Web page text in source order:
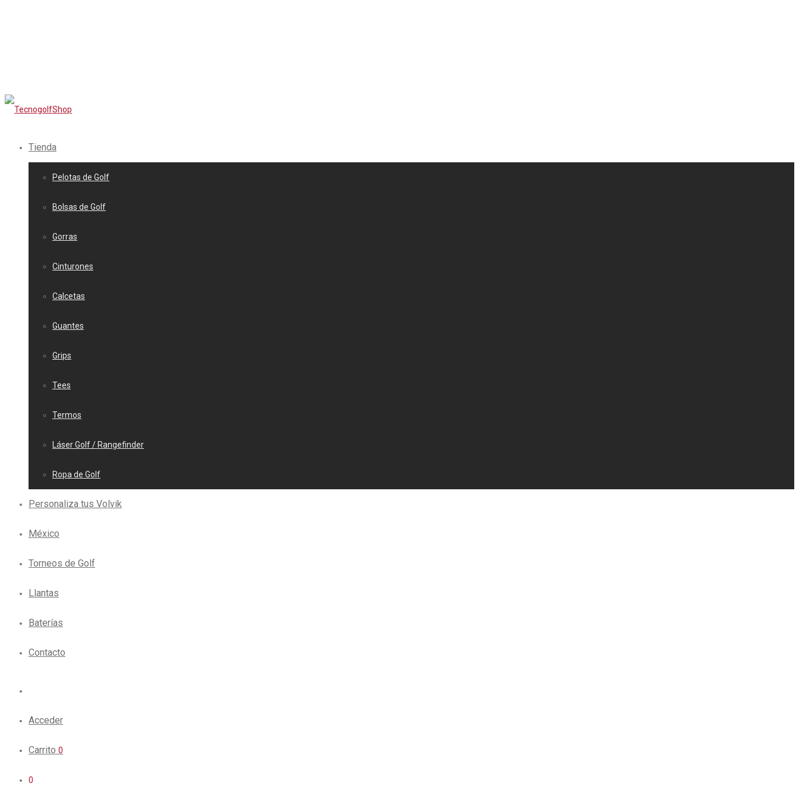
Tienda
Pelotas de Golf
Bolsas de Golf
Gorras
Cinturones
Calcetas
Guantes
Grips
Tees
Termos
Láser Golf / Rangefinder
Ropa de Golf
Personaliza tus Volvik
México
Torneos de Golf
Llantas
Baterías
Contacto
Acceder
Carrito 0
0